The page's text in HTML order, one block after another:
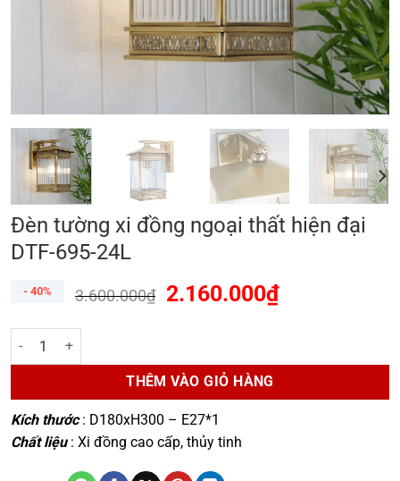
Đèn tường xi đồng ngoại thất hiện đại
DTF-695-24L
- 40% 3.600.000₫ 2.160.000₫
Đèn tường xi đồng ngoại thất hiện đại DTF-695-24L số lượng
THÊM VÀO GIỎ HÀNG
Kích thước: D180xH300 – E27*1
Chất liệu: Xi đồng cao cấp, thủy tinh